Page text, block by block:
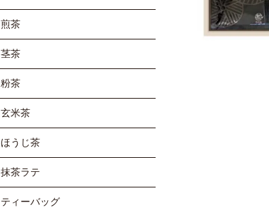
煎茶
茎茶
粉茶
玄米茶
ほうじ茶
抹茶ラテ
ティーバッグ